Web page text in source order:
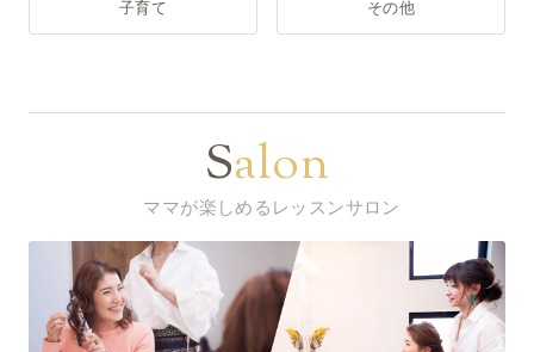
子育て その他
Salon
ママが楽しめるレッスンサロン